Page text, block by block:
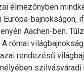
élmezőnyben
bajnokságon,
Aachen-ben.
római
rendezésű